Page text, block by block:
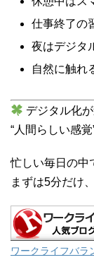
仕事終了の
夜はデジタ
自然に触れ
デジタル化
“人間らしい感
忙しい毎日の中
まずは5分だけ
ワークライフバラ